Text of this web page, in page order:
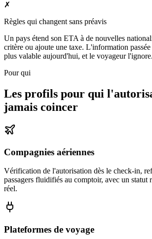
✗
Règles qui changent sans préavis
Un pays étend son ETA à de nouvelles
critère ou ajoute une taxe. L'information
plus valable aujourd'hui, et le voyageur l'ignore.
Pour qui
Les profils pour qui
jamais coincer
Compagnies aériennes
Vérification de l'autorisation dès le check-in,
passagers fluidifiés au comptoir, avec un statut
réel.
Plateformes de voyage